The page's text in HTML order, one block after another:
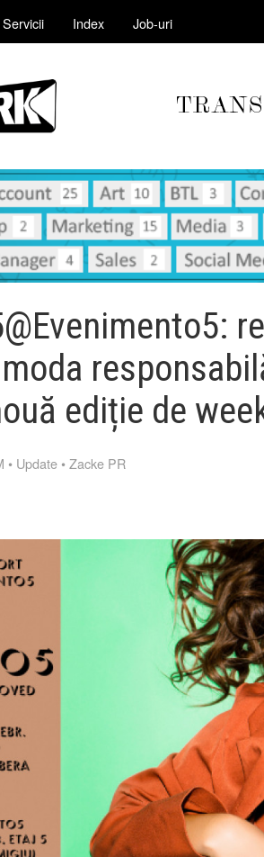
Servicii Index Job-uri
ediție de
• Update •Zacke PR